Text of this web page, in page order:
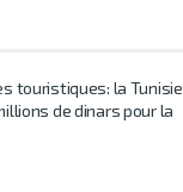
touristiques: la Tunisie
de dinars pour la